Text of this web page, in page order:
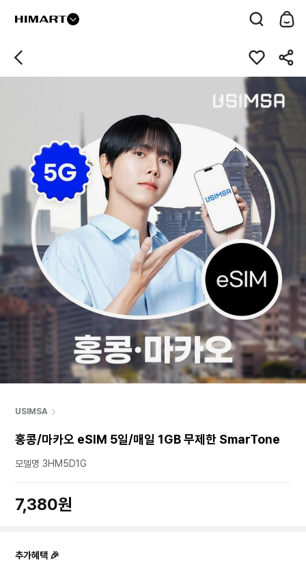
USIMSA
홍콩/마카오 eSIM 5일/매일 1GB 무제한 SmarTone
모델명 3HM5D1G
7,380원
추가혜택 🎉